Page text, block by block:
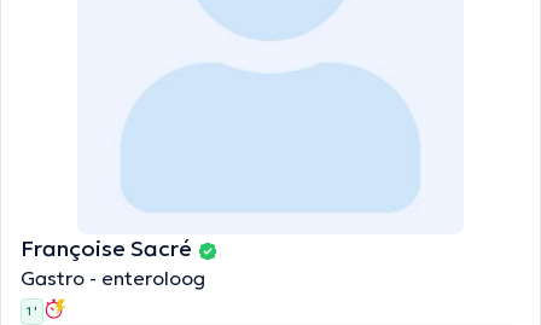
Françoise Sacré
Gastro - enteroloog
1 '